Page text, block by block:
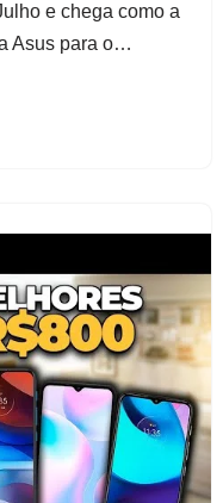
e chega como a
Asus para o…